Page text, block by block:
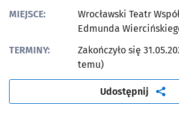
MIEJSCE:
Wrocławski Teatr
Edmunda
TERMINY:
Zakończyło się
temu)
Udostępnij artykuł